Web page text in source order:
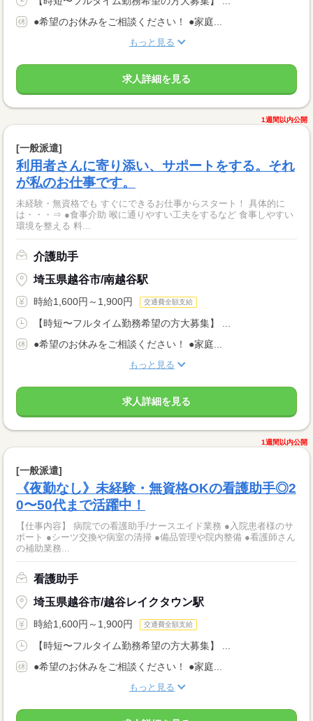
●希望のお休みをご相談ください！ ●家庭...
もっと見る
求人詳細を見る
1週間以内公開
[一般派遣]
利用者さんに寄り添い、サポートをする。それ
が私のお仕事です。
未経験・無資格でも すぐにできるお仕事からスタート！ 具体的に
は・・・⇒ ●食事介助 喉に通りやすい工夫をするなど 食事しやすい
環境を整える 料...
介護助手
埼玉県越谷市/南越谷駅
時給1,600円～1,900円 交通費全額支給
【時短〜フルタイム勤務希望の方大募集】 ...
●希望のお休みをご相談ください！ ●家庭...
もっと見る
求人詳細を見る
1週間以内公開
[一般派遣]
《夜勤なし》未経験・無資格OKの看護助手◎2
0〜50代まで活躍中！
【仕事内容】 病院での看護助手/ナースエイド業務 ●入院患者様のサ
ポート ●シーツ交換や病室の清掃 ●備品管理や院内整備 ●看護師さん
の補助業務...
看護助手
埼玉県越谷市/越谷レイクタウン駅
時給1,600円～1,900円 交通費全額支給
【時短〜フルタイム勤務希望の方大募集】 ...
●希望のお休みをご相談ください！ ●家庭...
もっと見る